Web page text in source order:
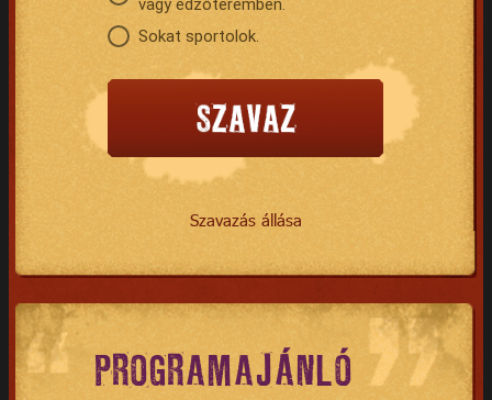
vagy edzőteremben.
Sokat sportolok.
Szavazás állása
PROGRAMAJÁNLÓ